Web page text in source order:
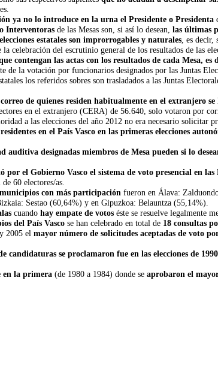
ya no lo introduce en la urna el Presidente o Presidenta
Interventoras de las Mesas son, si así lo desean, las últimas
estatales son improrrogables y naturales , es
celebración del escrutinio general de los resultados de las
contengan las actas con los resultados de cada Mesa, es
de la votación por funcionarios designados por las Juntas
los referidos sobres son trasladados a las Juntas
de quienes residen habitualmente en el extranjero
en el extranjero (CERA) de 56.640, solo votaron por
a las elecciones del año 2012 no era necesario solicitar
en el País Vasco en las primeras elecciones
auditiva designadas miembros de Mesa pueden si lo
por el Gobierno Vasco el sistema de voto presencial en
60 electores/as.
municipios con más participación fueron en Álava:
Sestao (60,64%) y en Gipuzkoa: Belauntza (55,14%).
cuando hay empate de votos éste se resuelve legalmente
del País Vasco se han celebrado en total de 18 consultas
2005 el mayor número de solicitudes aceptadas de voto
candidaturas se proclamaron fue en las elecciones de 1990
en la primera (de 1980 a 1984) donde se aprobaron el